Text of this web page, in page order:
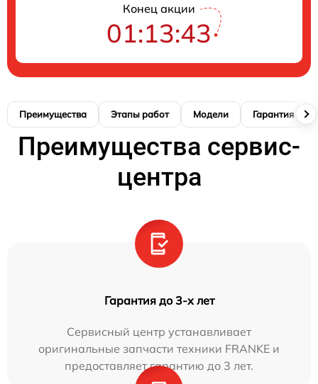
Конец акции
01:13:42
Преимущества Этапы работ Модели Гарантия
Преимущества сервис-
центра
Гарантия до 3-х лет
Сервисный центр устанавливает
оригинальные запчасти техники FRANKE и
предоставляет гарантию до 3 лет.